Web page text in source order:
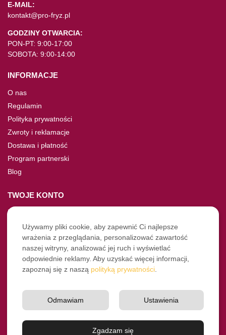
E-MAIL:
kontakt@pro-fryz.pl
GODZINY OTWARCIA:
PON-PT: 9:00-17:00
SOBOTA: 9:00-14:00
INFORMACJE
O nas
Regulamin
Polityka prywatności
Zwroty i reklamacje
Dostawa i płatność
Program partnerski
Blog
TWOJE KONTO
Moje konto
Nie pamiętasz hasła?
Twoje zamówienia
NASZE SOCIALE
Instagram
© Pro-Fryz.pl 2021-2026
Używamy pliki cookie, aby zapewnić Ci najlepsze
wrażenia z przeglądania, personalizować zawartość
naszej witryny, analizować jej ruch i wyświetlać
odpowiednie reklamy. Aby uzyskać więcej informacji,
zapoznaj się z naszą polityką prywatności
Zgadzam się
Ustawienia
Odmawiam